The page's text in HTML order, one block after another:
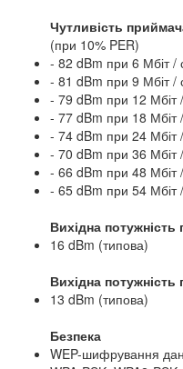
Чутливість
(при 10% PER)
- 82 dBm при 6 Мбіт /
- 81 dBm при 9 Мбіт /
- 79 dBm при 12 Мбіт
- 77 dBm при 18 Мбіт
- 74 dBm при 24 Мбіт
- 70 dBm при 36 Мбіт
- 66 dBm при 48 Мбіт
- 65 dBm при 54 Мбіт
Вихідна
16 dBm (типова)
Вихідна
13 dBm (типова)
Безпека
WEP-шифрування